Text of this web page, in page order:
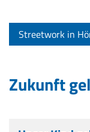
Streetwork in
Zukunft